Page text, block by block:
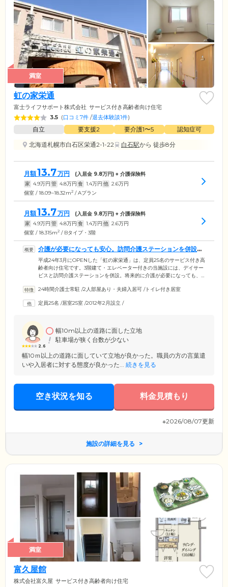
満室
虹の家栄通
富士ライフサポート株式会社 サービス付き高齢者向け住宅
3.5 (口コミ7件 /退去体験談1件)
自立 要支援2 要介護1〜5
認知症可
北海道札幌市白石区栄通2-1-22
白石駅から 徒歩8分
月額13.7万円 (入居金 9.8万円) + 介護保険料
家 4.9万円 管 4.8万円 食 1.4万円 他 2.6万円
個室 / 18.09~18.32m2 / Aプラン
月額13.7万円 (入居金 9.8万円) + 介護保険料
家 4.9万円 管 4.8万円 食 1.4万円 他 2.6万円
個室 / 18.315m2 / Bタイプ・3階
介護が必要になっても安心。訪問介護ステーションを併設し
ています
平成24年3月にOPENした「虹の家栄通」は、定員25名のサービス付き高
齢者向け住宅です。3階建て・エレベーター付きの当施設には、デイサー
ビスと訪問介護ステーションを併設。将来的に介護が必要になっても、
居者様の安心・快適な暮らしをサポート。バリアフリー仕様の広々した
て、ご入居者様の安心・快適な暮らしをサポートします。1日の過ごし方
24時間介護士常駐 /2人部屋あり・夫婦入居可 /トイレ付き居室
定員25名 /居室25室 /2012年2月設立 /
2.6
幅10m以上の道路に面した立地
駐車場が狭く台数が少ない
幅10ｍ以上の道路に面していて立地が良かった。職員の方の言葉遣
いや入居者に対する態度が良かった... 続きを見る
空き状況を知る 料金見積もり
※2026/08/07更新
施設の詳細を見る
満室
富久屋館
株式会社富久屋 サービス付き高齢者向け住宅